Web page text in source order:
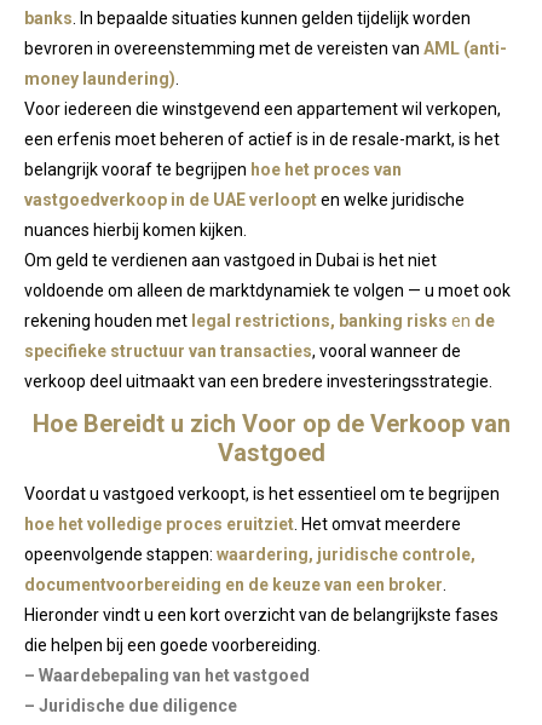
banks. In bepaalde situaties kunnen gelden tijdelijk worden
bevroren in overeenstemming met de vereisten van AML (anti-
money laundering).
Voor iedereen die winstgevend een appartement wil verkopen,
een erfenis moet beheren of actief is in de resale-markt, is het
belangrijk vooraf te begrijpen hoe het proces van
vastgoedverkoop in de UAE verloopten welke juridische
nuances hierbij komen kijken.
Om geld te verdienen aan vastgoed in Dubai is het niet
voldoende om alleen de marktdynamiek te volgen — u moet ook
rekening houden met legal restrictions, banking risks en de
specifieke structuur van transacties, vooral wanneer de
verkoop deel uitmaakt van een bredere investeringsstrategie.
Hoe Bereidt u zich Voor op de Verkoop van
Vastgoed
Voordat u vastgoed verkoopt, is het essentieel om te begrijpen
hoe het volledige proces eruitziet. Het omvat meerdere
opeenvolgende stappen: waardering, juridische controle,
documentvoorbereiding en de keuze van een broker.
Hieronder vindt u een kort overzicht van de belangrijkste fases
die helpen bij een goede voorbereiding.
– Waardebepaling van het vastgoed
– Juridische due diligence